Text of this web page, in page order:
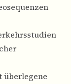
überlegene